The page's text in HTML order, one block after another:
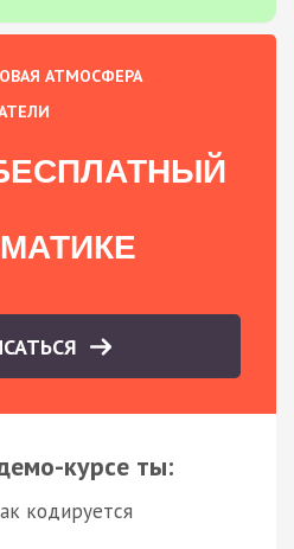
АТМОСФЕРА
курсе ты:
кодируется